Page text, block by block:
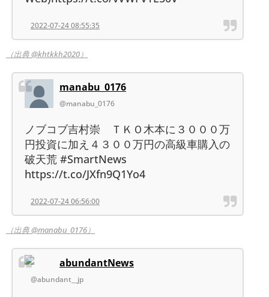
2022-07-24 08:55:35
（出典 @khtkkh2020）
manabu_0176
@manabu_0176
ノブコブ吉村崇 ＴＫＯ木本に３０００万
円投資に加え４３００万円の高級車購入の
破天荒 #SmartNews
https://t.co/JXfn9Q1Yo4
2022-07-24 06:56:00
（出典 @manabu_0176）
abundantNews
@abundant__jp